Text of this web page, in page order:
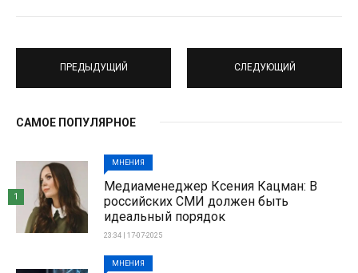
ПРЕДЫДУЩИЙ СЛЕДУЮЩИЙ
САМОЕ ПОПУЛЯРНОЕ
МНЕНИЯ
Медиаменеджер Ксения Кацман: В
российских СМИ должен быть
идеальный порядок
23:34 | 17-07-2025
1
МНЕНИЯ